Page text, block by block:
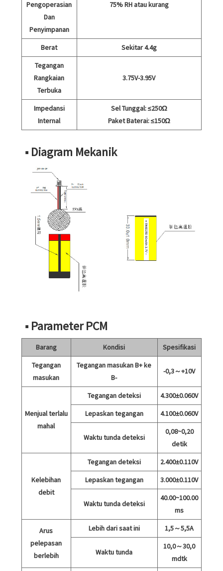
Pengoperasian
Dan
Penyimpanan
75% RH atau kurang
Berat
Sekitar 4.4g
Tegangan
Rangkaian
Terbuka
3.75V-3.95V
Impedansi
Internal
Sel Tunggal: ≤250Ω
Paket Baterai: ≤150Ω
■ Diagram Mekanik
■ Parameter PCM
Barang Kondisi
Spesifikasi
Tegangan
masukan
Tegangan masukan B+ ke
B-
-0,3～+10V
Menjual terlalu
mahal
Tegangan deteksi
4.300±0.060V
Lepaskan tegangan
4.100±0.060V
Waktu tunda deteksi
0,08~0,20
detik
Kelebihan
debit
Tegangan deteksi
2.400±0.110V
Lepaskan tegangan
3.000±0.110V
Waktu tunda deteksi
40.00~100.00
ms
Arus
pelepasan
berlebih
Lebih dari saat ini 1,5～5,5A
Waktu tunda
10,0～30,0
mdtk